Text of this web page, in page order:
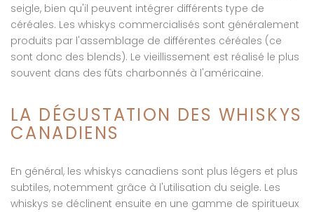
seigle, bien qu'il peuvent intégrer différents type de
céréales. Les whiskys commercialisés sont généralement
produits par l'assemblage de différentes céréales (ce
sont donc des blends). Le vieillissement est réalisé le plus
souvent dans des fûts charbonnés à l'américaine.
LA DÉGUSTATION DES WHISKYS
CANADIENS
En général, les whiskys canadiens sont plus légers et plus
subtiles, notemment grâce à l'utilisation du seigle. Les
whiskys se déclinent ensuite en une gamme de spiritueux